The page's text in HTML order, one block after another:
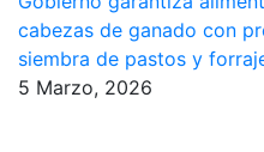
cabezas de ganado con
siembra de pastos y
5 Marzo, 2026